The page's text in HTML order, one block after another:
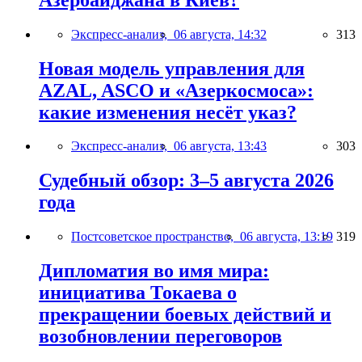
Экспресс-анализ, 06 августа, 14:32 313
Новая модель управления для
AZAL, ASCO и «Азеркосмоса»:
какие изменения несёт указ?
Экспресс-анализ, 06 августа, 13:43 303
Судебный обзор: 3–5 августа 2026
года
Постсоветское пространство, 06 августа, 13:19 319
Дипломатия во имя мира:
инициатива Токаева о
прекращении боевых действий и
возобновлении переговоров